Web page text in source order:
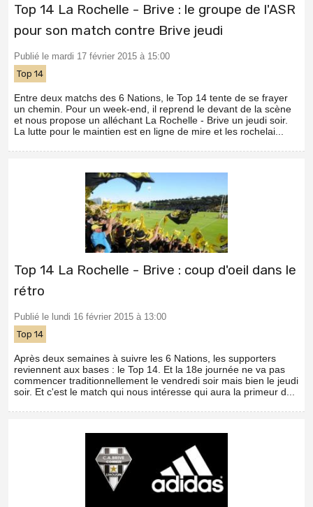
Top 14 La Rochelle - Brive : le groupe de l'ASR
pour son match contre Brive jeudi
Publié le mardi 17 février 2015 à 15:00
Top 14
Entre deux matchs des 6 Nations, le Top 14 tente de se frayer
un chemin. Pour un week-end, il reprend le devant de la scène
et nous propose un alléchant La Rochelle - Brive un jeudi soir.
La lutte pour le maintien est en ligne de mire et les rochelai...
Top 14 La Rochelle - Brive : coup d'oeil dans le
rétro
Publié le lundi 16 février 2015 à 13:00
Top 14
Après deux semaines à suivre les 6 Nations, les supporters
reviennent aux bases : le Top 14. Et la 18e journée ne va pas
commencer traditionnellement le vendredi soir mais bien le jeudi
soir. Et c'est le match qui nous intéresse qui aura la primeur d...